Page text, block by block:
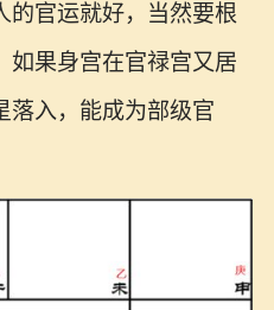
的官运就好，当然要根
如果身宫在官禄宫又居
落入，能成为部级官